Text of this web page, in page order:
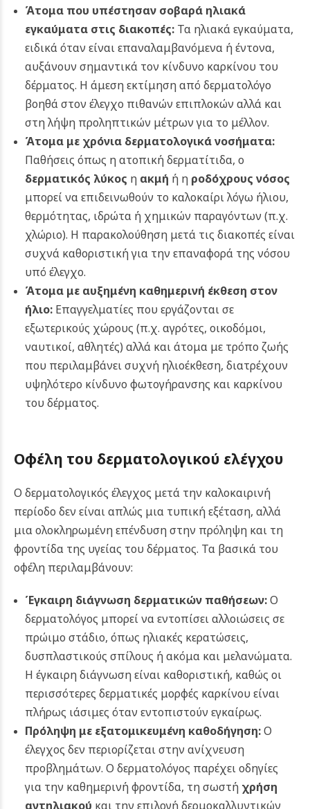
Άτομα που υπέστησαν σοβαρά ηλιακά
εγκαύματα στις διακοπές:Τα ηλιακά εγκαύματα,
ειδικά όταν είναι επαναλαμβανόμενα ή έντονα,
αυξάνουν σημαντικά τον κίνδυνο καρκίνου του
δέρματος. Η άμεση εκτίμηση από δερματολόγο
βοηθά στον έλεγχο πιθανών επιπλοκών αλλά και
στη λήψη προληπτικών μέτρων για το μέλλον.
Άτομα με χρόνια δερματολογικά νοσήματα:
Παθήσεις όπως η ατοπική δερματίτιδα, ο
δερματικός λύκος η ακμή ή η ροδόχρους νόσος
μπορεί να επιδεινωθούν το καλοκαίρι λόγω ήλιου,
θερμότητας, ιδρώτα ή χημικών παραγόντων (π.χ.
χλώριο). Η παρακολούθηση μετά τις διακοπές είναι
συχνά καθοριστική για την επαναφορά της νόσου
υπό έλεγχο.
Άτομα με αυξημένη καθημερινή έκθεση στον
ήλιο:Επαγγελματίες που εργάζονται σε
εξωτερικούς χώρους (π.χ. αγρότες, οικοδόμοι,
ναυτικοί, αθλητές) αλλά και άτομα με τρόπο ζωής
που περιλαμβάνει συχνή ηλιοέκθεση, διατρέχουν
υψηλότερο κίνδυνο φωτογήρανσης και καρκίνου
του δέρματος.
Οφέλη του δερματολογικού ελέγχου
Ο δερματολογικός έλεγχος μετά την καλοκαιρινή
περίοδο δεν είναι απλώς μια τυπική εξέταση, αλλά
μια ολοκληρωμένη επένδυση στην πρόληψη και τη
φροντίδα της υγείας του δέρματος. Τα βασικά του
οφέλη περιλαμβάνουν:
Έγκαιρη διάγνωση δερματικών παθήσεων:Ο
δερματολόγος μπορεί να εντοπίσει αλλοιώσεις σε
πρώιμο στάδιο, όπως ηλιακές κερατώσεις,
δυσπλαστικούς σπίλους ή ακόμα και μελανώματα.
Η έγκαιρη διάγνωση είναι καθοριστική, καθώς οι
περισσότερες δερματικές μορφές καρκίνου είναι
πλήρως ιάσιμες όταν εντοπιστούν εγκαίρως.
Πρόληψη με εξατομικευμένη καθοδήγηση:Ο
έλεγχος δεν περιορίζεται στην ανίχνευση
προβλημάτων. Ο δερματολόγος παρέχει οδηγίες
για την καθημερινή φροντίδα, τη σωστή χρήση
αντηλιακού και την επιλογή δερμοκαλλυντικών